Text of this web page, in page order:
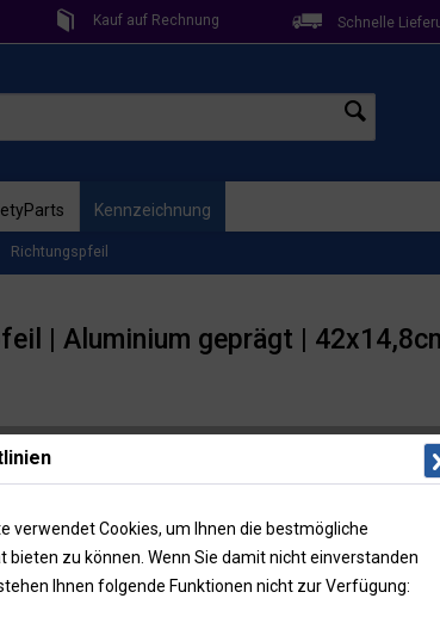
Kauf auf Rechnung Schnelle
Kennzeichnung
Richtungspfeil
| Aluminium geprägt |
Lieferzeit:
Artikel-
* Preise
verwendet Cookies, um Ihnen die bestmögliche
bieten zu können. Wenn Sie damit nicht einverstanden
Ihnen folgende Funktionen nicht zur Verfügung: